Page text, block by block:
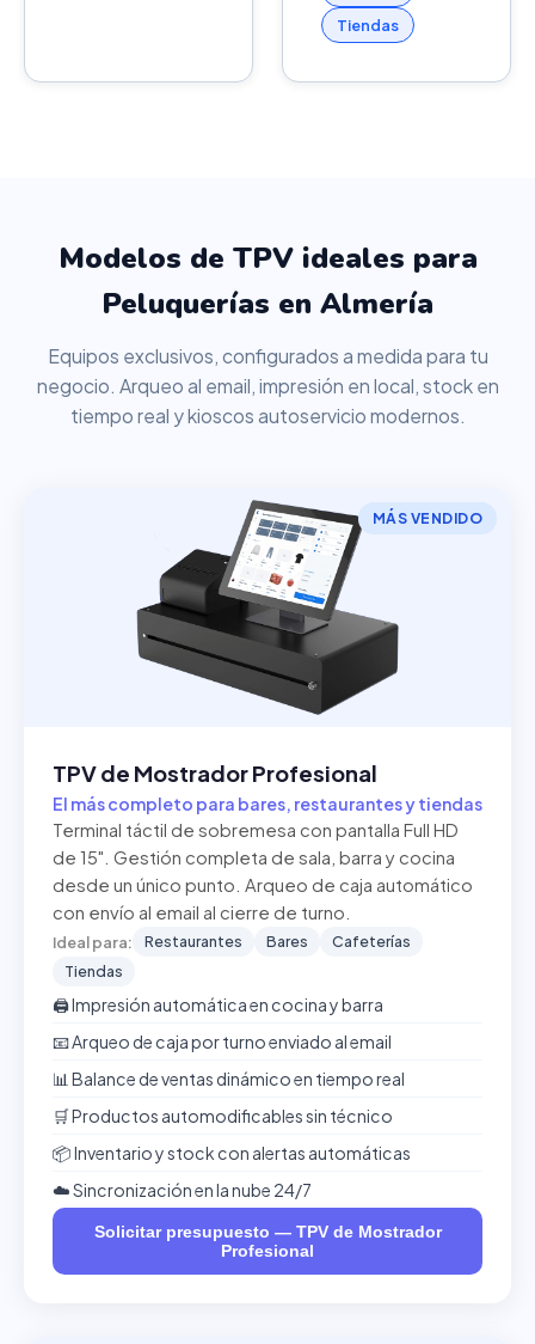
Tiendas
Modelos de TPV ideales para
Peluquerías en Almería
Equipos exclusivos, configurados a medida para tu
negocio. Arqueo al email, impresión en local, stock en
tiempo real y kioscos autoservicio modernos.
MÁS VENDIDO
TPV de Mostrador Profesional
El más completo para bares, restaurantes y tiendas
Terminal táctil de sobremesa con pantalla Full HD
de 15". Gestión completa de sala, barra y cocina
desde un único punto. Arqueo de caja automático
con envío al email al cierre de turno.
Ideal para: Restaurantes Bares
Cafeterías
Tiendas
🖨️ Impresión automática en cocina y barra
📧 Arqueo de caja por turno enviado al email
📊 Balance de ventas dinámico en tiempo real
🛒 Productos automodificables sin técnico
📦 Inventario y stock con alertas automáticas
☁️ Sincronización en la nube 24/7
Solicitar presupuesto — TPV de Mostrador
Profesional